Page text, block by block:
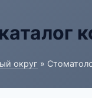
округ »